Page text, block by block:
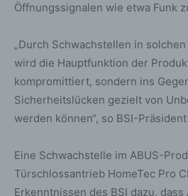
Öffnungssignalen wie etwa Funk
„Durch Schwachstellen in
wird die Hauptfunktion der
kompromittiert, sondern ins
Sicherheitslücken gezielt von
werden können“, so BSI-
Eine Schwachstelle im ABUS-
Türschlossantrieb HomeTec Pro
Erkenntnissen des BSI dazu,